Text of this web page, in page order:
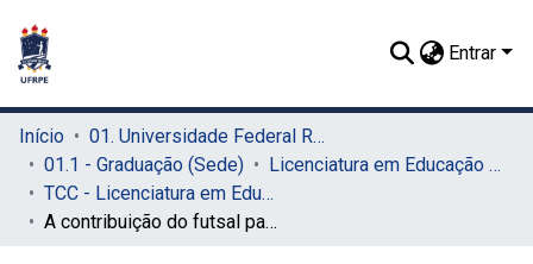
Entrar
Início
01. Universidade Federal Rural de Pernambuco - UFRPE (Sede)
01.1 - Graduação (Sede)
Licenciatura em Educação Física (Sede)
TCC - Licenciatura em Educação Física (Sede)
A contribuição do futsal para o desenvolvimento de crianças com autismo